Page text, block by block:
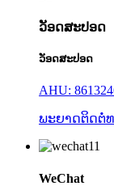
ວັອດສະປອດ
ວັອດສະປອດ
AHU:
ພະຍາດຕິດຕໍ່ທ
WeChat